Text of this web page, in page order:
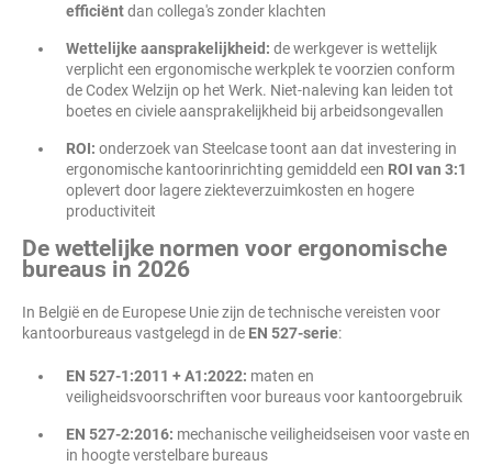
efficiëntdan collega's zonder klachten
Wettelijke aansprakelijkheid: de werkgever is wettelijk
verplicht een ergonomische werkplek te voorzien conform
de Codex Welzijn op het Werk. Niet-naleving kan leiden tot
boetes en civiele aansprakelijkheid bij arbeidsongevallen
ROI: onderzoek van Steelcase toont aan dat investering in
ergonomische kantoorinrichting gemiddeld een ROI van 3:1
oplevert door lagere ziekteverzuimkosten en hogere
productiviteit
De wettelijke normen voor ergonomische
bureaus in 2026
In België en de Europese Unie zijn de technische vereisten voor
kantoorbureaus vastgelegd in de EN 527-serie:
EN 527-1:2011 + A1:2022: maten en
veiligheidsvoorschriften voor bureaus voor kantoorgebruik
EN 527-2:2016: mechanische veiligheidseisen voor vaste en
in hoogte verstelbare bureaus